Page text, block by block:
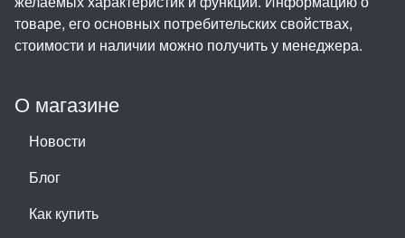
О магазине
Новости
Блог
Как купить
товаре, его основных потребительских свойствах,
стоимости и наличии можно получить у менеджера.